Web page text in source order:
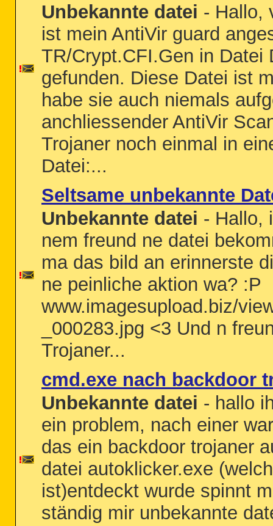
Unbekannte datei - Hallo,
ist mein AntiVir guard
TR/Crypt.CFI.Gen in Datei
gefunden. Diese Datei ist
habe sie auch niemals
anchliessender AntiVir
Trojaner noch einmal in
Datei:...
Seltsame unbekannte
Unbekannte datei - Hallo,
nem freund ne datei
ma das bild an erinnerste
ne peinliche aktion wa? :P
www.imagesupload.biz/
_000283.jpg <3 Und n
Trojaner...
cmd.exe nach backdoor
Unbekannte datei - hallo
ein problem, nach einer
das ein backdoor trojaner
datei autoklicker.exe
ist)entdeckt wurde spinnt
ständig mir unbekannte